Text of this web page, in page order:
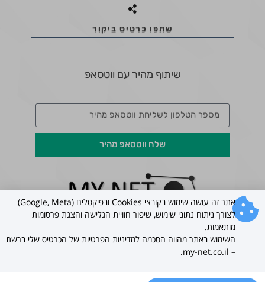
שתפו כרטיס ביקור
שיתוף מהיר עם ווטסאפ
שלח ווטסאפ מהיר
כל הזכויות שמורות ל –
דיגיטליים לעסקים 2022 ©
אתר זה עושה שימוש בקובצי Cookies ובפיקסלים (Google, Meta)
לצורך ניתוח נתוני שימוש, שיפור חוויית הגלישה והצגת פרסומות
מותאמות.
השימוש באתר מהווה הסכמה למדיניות הפרטיות של הכרטיס שלי ברשת
– my-net.co.il.